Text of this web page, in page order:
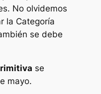
No olvidemos
la Categoría
se debe
se
mayo.